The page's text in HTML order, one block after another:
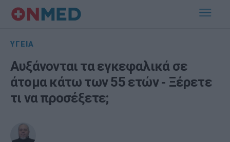
ΥΓΕΙΑ
Αυξάνονται τα εγκεφαλικά σε
άτομα κάτω των 55 ετών - Ξέρετε
τι να προσέξετε;